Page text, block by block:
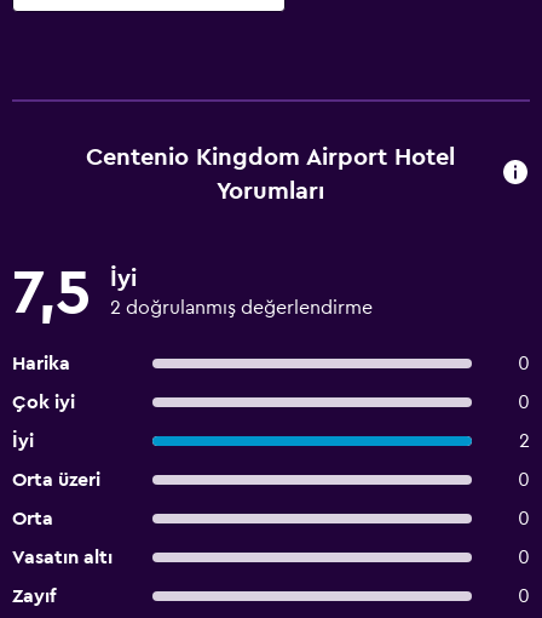
Centenio Kingdom Airport Hotel
Yorumları
7,5 İyi
2 doğrulanmış değerlendirme
Harika
0
Çok iyi
0
İyi
2
Orta üzeri
0
Orta
0
Vasatın altı
0
Zayıf
0